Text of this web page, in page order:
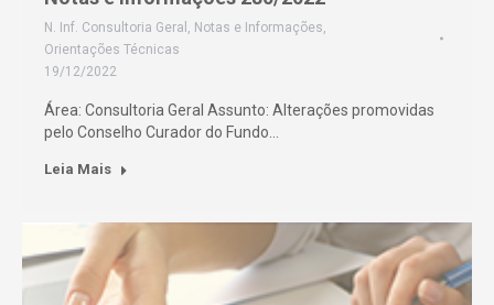
N. Inf. Consultoria Geral , Notas e Informações,
Orientações Técnicas
19/12/2022
Área: Consultoria Geral Assunto: Alterações promovidas
pelo Conselho Curador do Fundo…
Leia Mais